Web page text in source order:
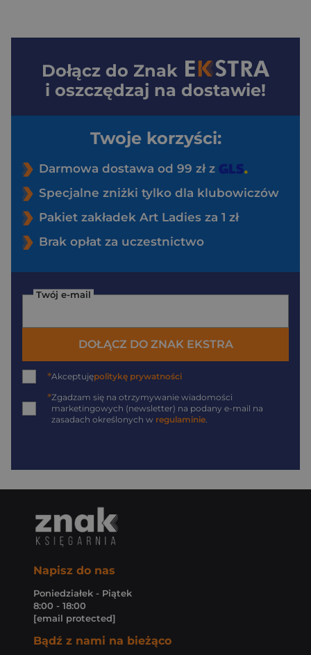
Dołącz do Znak
i oszczędzaj na dostawie!
Twoje korzyści:
Darmowa dostawa od 99 zł z
Specjalne zniżki tylko dla klubowiczów
Pakiet zakładek Art Ladies za 1 zł
Brak opłat za uczestnictwo
Twój e-mail
DOŁĄCZ DO ZNAK EKSTRA
*Akceptujępolitykę prywatności
*Zgadzam się na otrzymywanie wiadomości
marketingowych (newsletter) na podany e-mail na
zasadach określonych w regulaminie
Napisz do nas
Poniedziałek - Piątek
8:00 - 18:00
[email protected]
Bądź z nami na bieżąco